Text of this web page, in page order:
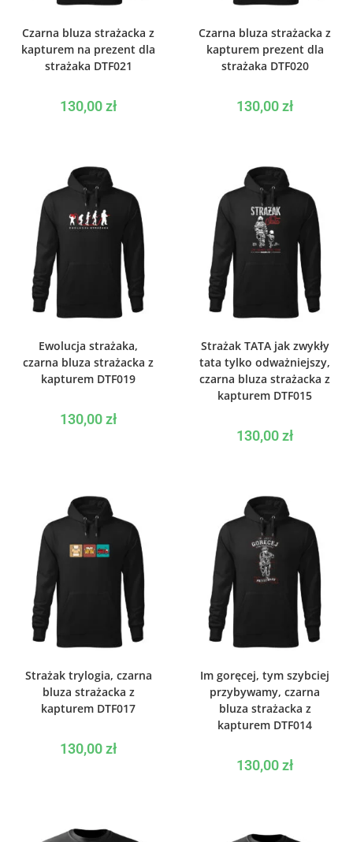
Czarna bluza strażacka z
kapturem na prezent dla
strażaka DTF021
130,00zł
Czarna bluza strażacka z
kapturem prezent dla
strażaka DTF020
130,00zł
Ewolucja strażaka,
czarna bluza strażacka z
kapturem DTF019
130,00zł
Strażak TATA jak zwykły
tata tylko odważniejszy,
czarna bluza strażacka z
kapturem DTF015
130,00zł
Strażak trylogia, czarna
bluza strażacka z
kapturem DTF017
130,00zł
Im goręcej, tym szybciej
przybywamy, czarna
bluza strażacka z
kapturem DTF014
130,00zł